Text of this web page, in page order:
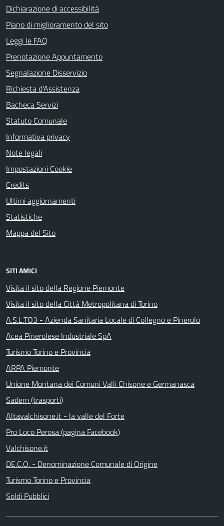
Dichiarazione di accessibilità
Piano di miglioramento del sito
Leggi le FAQ
Prenotazione Appuntamento
Segnalazione Disservizio
Richiesta d'Assistenza
Bacheca Servizi
Statuto Comunale
Informativa privacy
Note legali
Impostazioni Cookie
Credits
Ultimi aggiornamenti
Statistiche
Mappa del Sito
SITI AMICI
Visita il sito della Regione Piemonte
Visita il sito della Città Metropolitana di Torino
A.S.L.TO3 - Azienda Sanitaria Locale di Collegno e Pinerolo
Acea Pinerolese Industriale SpA
Turismo Torino e Provincia
ARPA Piemonte
Unione Montana dei Comuni Valli Chisone e Germanasca
Sadem (trasporti)
Altavalchisone.it - la valle del Forte
Pro Loco Perosa (pagina Facebook)
Valchisone.it
DE.C.O. - Denominazione Comunale di Origine
Turismo Torino e Provincia
Soldi Pubblici